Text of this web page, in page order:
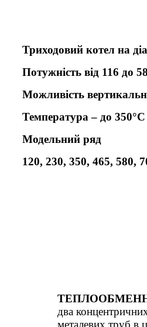
Триходовий котел на
Потужність від 116 до
Можливість
Температура – до 350°C
Модельний ряд
120, 230, 350, 465, 580,
два
металевих труб в